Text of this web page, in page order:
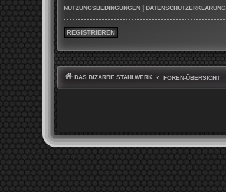
NUTZUNGSBEDINGUNGEN DATENSCHUTZERKLÄRUNG
REGISTRIEREN
DAS BIZARRE STAHLWERK FOREN-ÜBERSICHT